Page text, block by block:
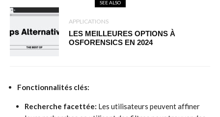
SEE ALSO
APPLICATIONS
LES MEILLEURES OPTIONS À
OSFORENSICS EN 2024
Fonctionnalités clés:
Recherche facettée: Les utilisateurs peuvent affiner